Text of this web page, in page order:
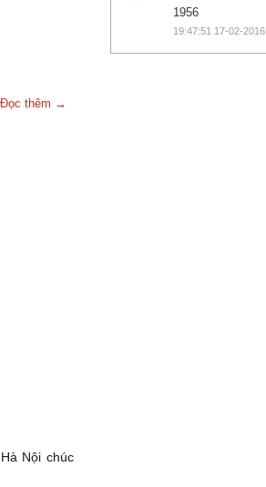
Đọc thêm →
Nội chúc
1956
19:47:51 17-02-2016